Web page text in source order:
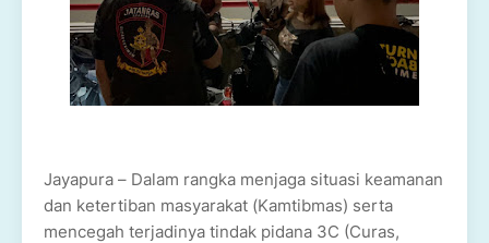
Jayapura – Dalam rangka menjaga situasi keamanan
dan ketertiban masyarakat (Kamtibmas) serta
mencegah terjadinya tindak pidana 3C (Curas,